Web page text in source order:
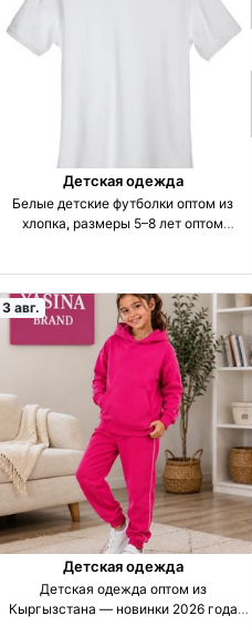
Детская одежда
Белые детские футболки оптом из
хлопка, размеры 5–8 лет оптом
3 авг.
Детская одежда
Детская одежда оптом из
Кыргызстана — новинки 2026 года